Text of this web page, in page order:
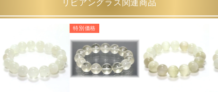
リビアングラス関連商品
特別価格